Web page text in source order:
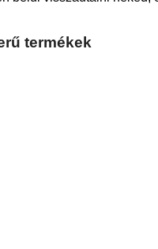
termékek